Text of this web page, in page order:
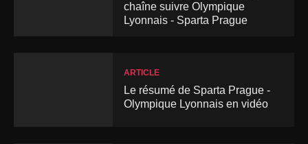
chaîne suivre Olympique
Lyonnais - Sparta Prague
ARTICLE
Le résumé de Sparta Prague -
Olympique Lyonnais en vidéo